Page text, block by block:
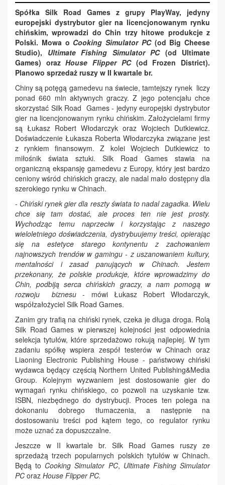
Spółka Silk Road Games z grupy PlayWay, jedyny
europejski dystrybutor gier na licencjonowanym rynku
chińskim, wprowadzi do Chin trzy hitowe produkcje z
Polski. Mowa o Cooking Simulator PC(od Big Cheese
Studio), Ultimate Fishing Simulator PC(od Ultimate
Games) orazHouse Flipper PC(od Frozen District).
Planowo sprzedaż ruszy w II kwartale br.
Chiny są potęgą gamedevu na świecie, tamtejszy rynek liczy
ponad 660 mln aktywnych graczy. Z jego potencjału chce
skorzystać Silk Road Games - jedyny europejski dystrybutor
gier na licencjonowanym rynku chińskim. Założycielami firmy
są Łukasz Robert Włodarczyk oraz Wojciech Dutkiewicz.
Doświadczenie Łukasza Roberta Włodarczyka związane jest
z rynkiem finansowym. Z kolei Wojciech Dutkiewicz to
miłośnik świata sztuki. Silk Road Games stawia na
organiczną ekspansję gamedevu z Europy, który jest bardzo
ceniony wśród chińskich graczy, ale nadal mało dostępny dla
szerokiego rynku w Chinach.
- Chiński rynek gier dla reszty świata to nadal zagadka. Wielu
chce się tam dostać, ale proces ten nie jest prosty.
Wychodząc temu naprzeciw i korzystając z naszego
wieloletniego doświadczenia, dystrybuujemy treści, opierając
się na estetyce starego kontynentu z zachowaniem
najnowszych trendów w gamingu - z uszanowaniem kultury,
mentalności i zasad panujących w Chinach. Jestem
przekonany, że polskie produkcje, które wprowadzimy do
Chin, podbiją serca chińskich graczy, a nam pomogą w
rozwoju biznesu - mówi Łukasz Robert Włodarczyk,
współzałożyciel Silk Road Games.
Zanim gry trafią na chiński rynek, czeka je długa droga. Rolą
Silk Road Games w pierwszej kolejności jest odpowiednia
selekcja tytułów, które sprzedażowo rokują najlepiej. W tym
zadaniu spółkę wspiera zespół testerów w Chinach oraz
Liaoning Electronic Publishing House - państwowy chiński
wydawca będący częścią Northern United Publishing&Media
Group. Kolejnym wyzwaniem jest dostosowanie gier do
wymagań rynku chińskiego, co pozwoli na uzyskanie tzw.
ISBN, niezbędnego do dystrybucji. Proces ten polega na
dokonaniu dobrego tłumaczenia, a następnie na
dostosowaniu treści pod kątem tego, co regulator rynku
może uznać za dopuszczalne.
Jeszcze w II kwartale br. Silk Road Games ruszy ze
sprzedażą trzech popularnych polskich tytułów w Chinach.
Będą to Cooking Simulator PC, Ultimate Fishing Simulator
PC oraz House Flipper PC.